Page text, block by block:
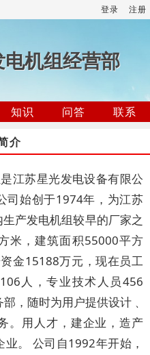
登录 注册
机组经营部
知识 问答
联系
介
江苏星光发电设备有限公
司始创于1974年，为江苏
产发电机组较早的厂家之
米，建筑面积55000平方
金15188万元，现在员工
人，专业技术人员456
，随时为用户提供设计﹑
。用人才，建企业，造产
。 公司自1992年开始，